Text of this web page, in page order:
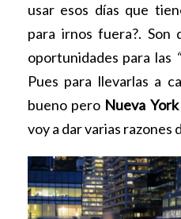
usar esos días que
para irnos fuera?. Son
oportunidades para las
Pues para llevarlas a
bueno pero Nueva York
voy a dar varias razones